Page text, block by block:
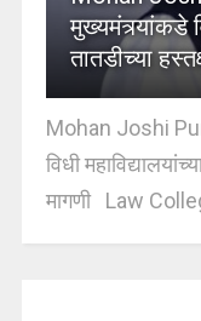
मुख्यमंत्र्यांकडे
तातडीच्या
Mohan Joshi
विधी
मागणी Law